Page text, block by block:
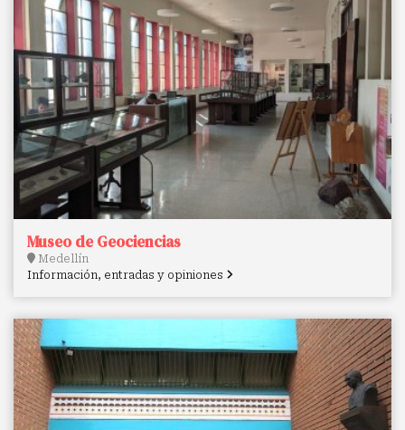
Museo de Geociencias
Medellín
Información, entradas y opiniones